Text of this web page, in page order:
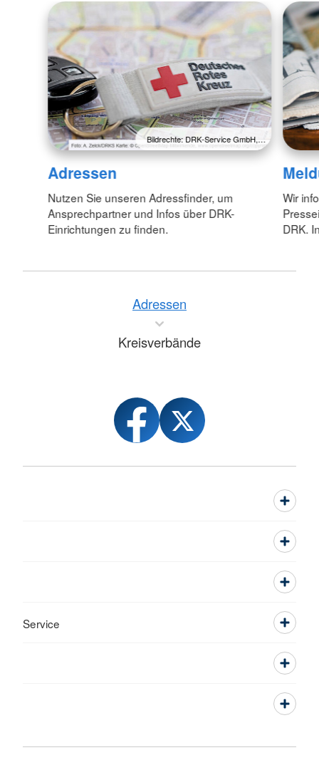
Bildrechte: DRK-Service GmbH,…
Adressen
Nutzen Sie unseren Adressfinder, um
Ansprechpartner und Infos über DRK-
Einrichtungen zu finden.
Wir
DRK.
Adressen
Kreisverbände
Service